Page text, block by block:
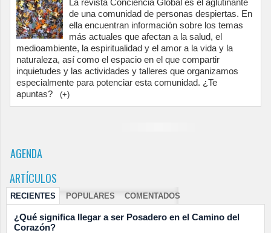
La revista Conciencia Global es el aglutinante
de una comunidad de personas despiertas. En
ella encuentran información sobre los temas
más actuales que afectan a la salud, el
medioambiente, la espiritualidad y el amor a la vida y la
naturaleza, así como el espacio en el que compartir
inquietudes y las actividades y talleres que organizamos
especialmente para potenciar esta comunidad. ¿Te
apuntas?
(+)
AGENDA
ARTÍCULOS
RECIENTES POPULARES COMENTADOS
¿Qué significa llegar a ser Posadero en el Camino del
Corazón?